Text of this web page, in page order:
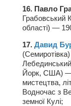
Анна
Марина
Гостиная
Он и Она
Конкурсы
Фестиваль.
16. Павло
Грабовський
області) —
17. Давид
Йорк, США) —
мистецтва,
Водночас з
земної Кулі;